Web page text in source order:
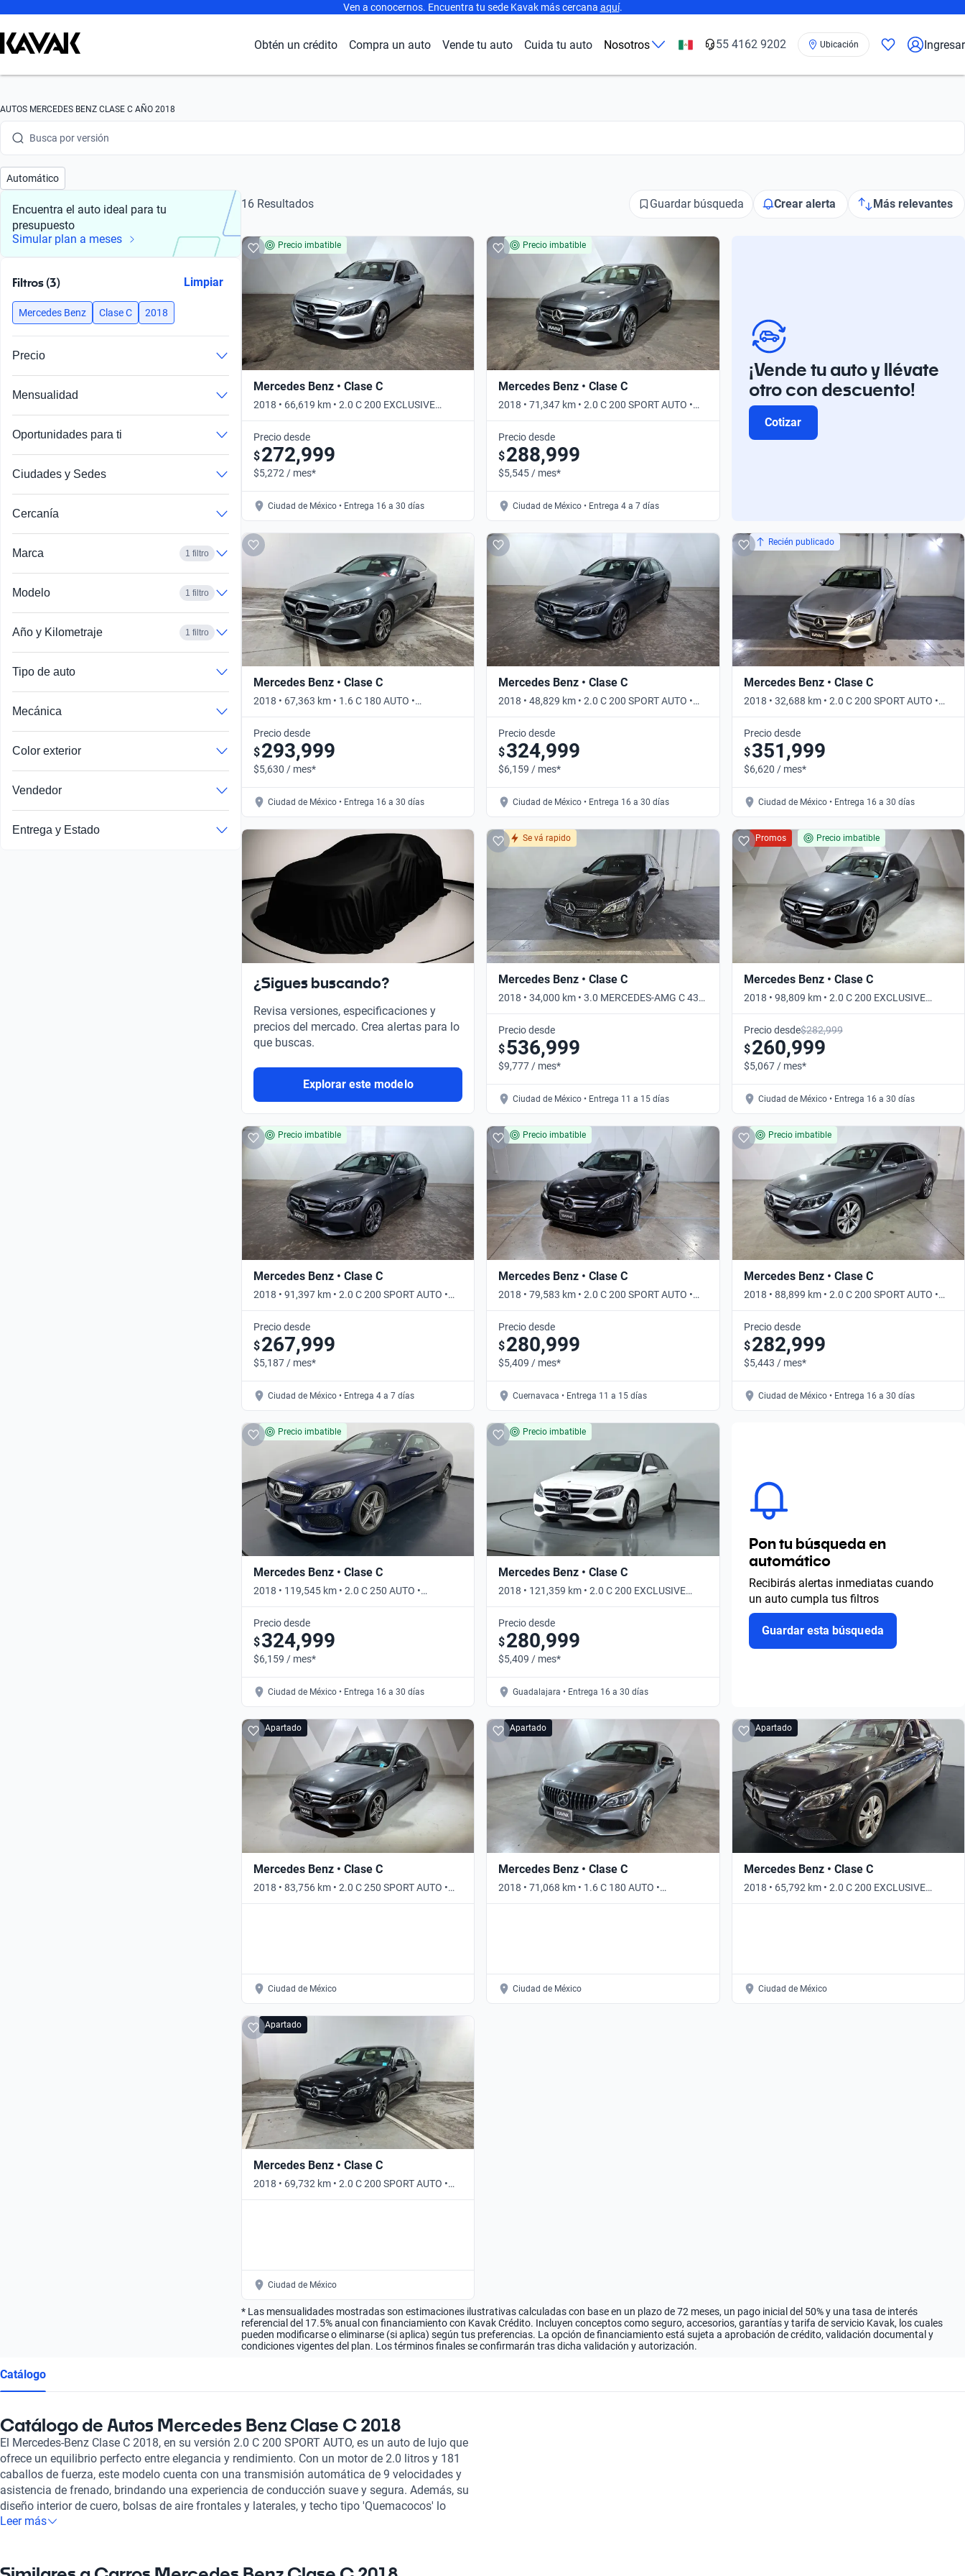
Ven a conocernos. Encuentra tu sede Kavak más cercana aquí.
Obtén un crédito Compra un auto Vende tu auto Cuida tu auto Nosotros 55 4162 9202 Ubicación Ingresar
AUTOS MERCEDES BENZ CLASE C AÑO 2018
Busca por marca
Busca por modelo
Busca por versión
Busca por año
Busca por modelo
Automático
Encuentra el auto ideal para tu
presupuesto
Simular plan a meses
Filtros (3) Limpiar
Mercedes Benz Clase C 2018
Precio
Mensualidad
Oportunidades para ti
Ciudades y Sedes
Cercanía
Marca 1 filtro
Modelo 1 filtro
Año y Kilometraje 1 filtro
Tipo de auto
Mecánica
Color exterior
Vendedor
Entrega y Estado
16 Resultados Guardar búsqueda Crear alerta Más relevantes
Precio imbatible
Mercedes Benz • Clase C
2018 • 66,619 km • 2.0 C 200 EXCLUSIVE
AUTO • Automático
Precio desde
$272,999
$5,272 / mes*
Ciudad de México • Entrega 16 a 30 días
Precio imbatible
Mercedes Benz • Clase C
2018 • 71,347 km • 2.0 C 200 SPORT AUTO •
Automático
Precio desde
$288,999
$5,545 / mes*
Ciudad de México • Entrega 4 a 7 días
¡Vende tu auto y llévate
otro con descuento!
Cotizar
Mercedes Benz • Clase C
2018 • 67,363 km • 1.6 C 180 AUTO •
Automático
Precio desde
$293,999
$5,630 / mes*
Ciudad de México • Entrega 16 a 30 días
Mercedes Benz • Clase C
2018 • 48,829 km • 2.0 C 200 SPORT AUTO •
Automático
Precio desde
$324,999
$6,159 / mes*
Ciudad de México • Entrega 16 a 30 días
Recién publicado
Mercedes Benz • Clase C
2018 • 32,688 km • 2.0 C 200 SPORT AUTO •
Automático
Precio desde
$351,999
$6,620 / mes*
Ciudad de México • Entrega 16 a 30 días
¿Sigues buscando?
Revisa versiones, especificaciones y
precios del mercado. Crea alertas para lo
que buscas.
Explorar este modelo
Se vá rapido
Mercedes Benz • Clase C
2018 • 34,000 km • 3.0 MERCEDES-AMG C 43
AUTO 4WD • Automático
Precio desde
$536,999
$9,777 / mes*
Ciudad de México • Entrega 11 a 15 días
Promos Precio imbatible
Mercedes Benz • Clase C
2018 • 98,809 km • 2.0 C 200 EXCLUSIVE
AUTO • Automático
Precio desde$282,999
$260,999
$5,067 / mes*
Ciudad de México • Entrega 16 a 30 días
Precio imbatible
Mercedes Benz • Clase C
2018 • 91,397 km • 2.0 C 200 SPORT AUTO •
Automático
Precio desde
$267,999
$5,187 / mes*
Ciudad de México • Entrega 4 a 7 días
Precio imbatible
Mercedes Benz • Clase C
2018 • 79,583 km • 2.0 C 200 SPORT AUTO •
Automático
Precio desde
$280,999
$5,409 / mes*
Cuernavaca • Entrega 11 a 15 días
Precio imbatible
Mercedes Benz • Clase C
2018 • 88,899 km • 2.0 C 200 SPORT AUTO •
Automático
Precio desde
$282,999
$5,443 / mes*
Ciudad de México • Entrega 16 a 30 días
Precio imbatible
Mercedes Benz • Clase C
2018 • 119,545 km • 2.0 C 250 AUTO •
Automático
Precio desde
$324,999
$6,159 / mes*
Ciudad de México • Entrega 16 a 30 días
Precio imbatible
Mercedes Benz • Clase C
2018 • 121,359 km • 2.0 C 200 EXCLUSIVE
AUTO • Automático
Precio desde
$280,999
$5,409 / mes*
Guadalajara • Entrega 16 a 30 días
Pon tu búsqueda en
automático
Recibirás alertas inmediatas cuando
un auto cumpla tus filtros
Guardar esta búsqueda
Apartado
Mercedes Benz • Clase C
2018 • 83,756 km • 2.0 C 250 SPORT AUTO •
Automático
Ciudad de México
Apartado
Mercedes Benz • Clase C
2018 • 71,068 km • 1.6 C 180 AUTO •
Automático
Ciudad de México
Apartado
Mercedes Benz • Clase C
2018 • 65,792 km • 2.0 C 200 EXCLUSIVE
AUTO • Automático
Ciudad de México
Apartado
Mercedes Benz • Clase C
2018 • 69,732 km • 2.0 C 200 SPORT AUTO •
Automático
Ciudad de México
* Las mensualidades mostradas son estimaciones ilustrativas calculadas con base en un plazo de 72 meses, un pago inicial del 50% y una tasa de interés
referencial del 17.5% anual con financiamiento con Kavak Crédito. Incluyen conceptos como seguro, accesorios, garantías y tarifa de servicio Kavak, los cuales
pueden modificarse o eliminarse (si aplica) según tus preferencias. La opción de financiamiento está sujeta a aprobación de crédito, validación documental y
condiciones vigentes del plan. Los términos finales se confirmarán tras dicha validación y autorización.
Catálogo
Catálogo de Autos Mercedes Benz Clase C 2018
El Mercedes-Benz Clase C 2018, en su versión 2.0 C 200 SPORT AUTO, es un auto de lujo que
ofrece un equilibrio perfecto entre elegancia y rendimiento. Con un motor de 2.0 litros y 181
caballos de fuerza, este modelo cuenta con una transmisión automática de 9 velocidades y
asistencia de frenado, brindando una experiencia de conducción suave y segura. Además, su
diseño interior de cuero, bolsas de aire frontales y laterales, y techo tipo 'Quemacocos' lo
convierten en una opción ideal para quienes buscan confort y estilo en cada viaje. En Kavak,
garantizar su calidad y desempeño, brindando tranquilidad a quienes confían en nosotros para
Leer más